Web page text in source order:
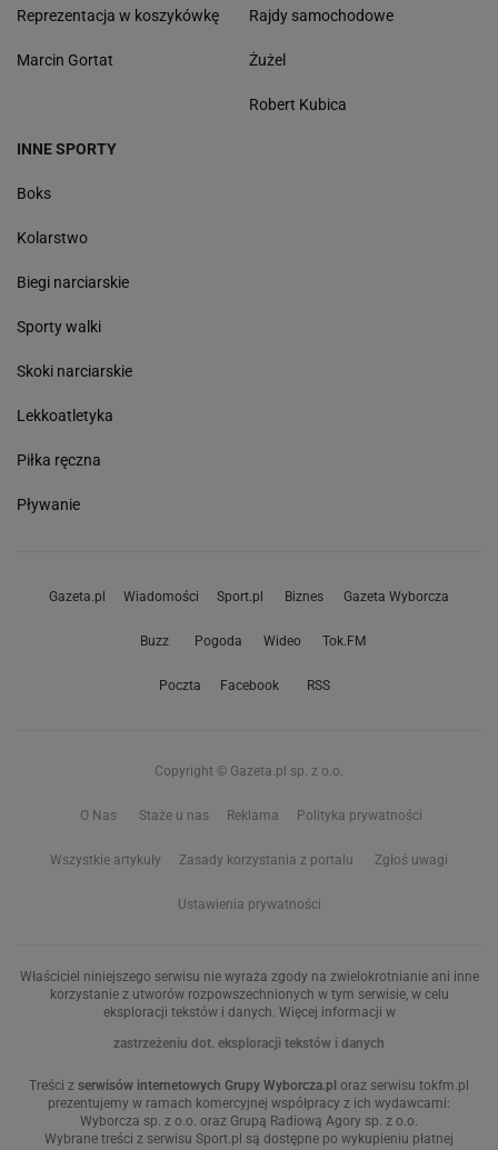
Reprezentacja w koszykówkę
Marcin Gortat
Rajdy samochodowe
Żużel
Robert Kubica
INNE SPORTY
Boks
Kolarstwo
Biegi narciarskie
Sporty walki
Skoki narciarskie
Lekkoatletyka
Piłka ręczna
Pływanie
Gazeta.pl Wiadomości Sport.pl Biznes Gazeta Wyborcza
Buzz Pogoda Wideo Tok.FM
Poczta Facebook RSS
Copyright © Gazeta.pl sp. z o.o.
O Nas Staże u nas Reklama Polityka prywatności
Wszystkie artykuły Zasady korzystania z portalu Zgłoś uwagi
Ustawienia prywatności
Właściciel niniejszego serwisu nie wyraża zgody na zwielokrotnianie ani inne
korzystanie z utworów rozpowszechnionych w tym serwisie, w celu
eksploracji tekstów i danych. Więcej informacji w
zastrzeżeniu dot. eksploracji tekstów i danych
Treści z serwisów internetowych Grupy Wyborcza.pl oraz serwisu tokfm.pl
prezentujemy w ramach komercyjnej współpracy z ich wydawcami:
Wyborcza sp. z o.o. oraz Grupą Radiową Agory sp. z o.o.
Wybrane treści z serwisu Sport.pl są dostępne po wykupieniu płatnej